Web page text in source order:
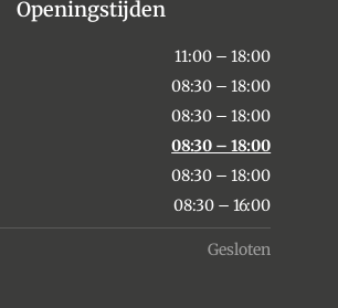
Openingstijden
11:00 – 18:00
08:30 – 18:00
08:30 – 18:00
08:30 – 18:00
08:30 – 18:00
08:30 – 16:00
Gesloten